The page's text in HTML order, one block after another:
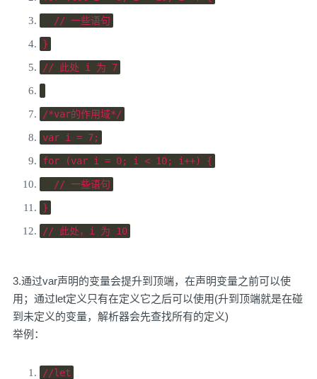
// 一些语句
}
// 此处 i 为 7
/*var的作用域*/
var i = 7;
for (var i = 0; i < 10; i++) {
// 一些语句
}
// 此处，i 为 10
3.通过var声明的变量会提升到顶端，在声明变量之前可以使
用；通过let定义只有在定义它之后可以使用(升到顶端就是在碰
到未定义的变量，解析器会先查找所有的定义)
举例：
//let